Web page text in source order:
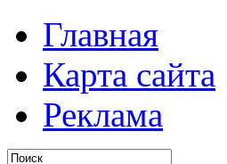
Главная
Карта сайта
Реклама